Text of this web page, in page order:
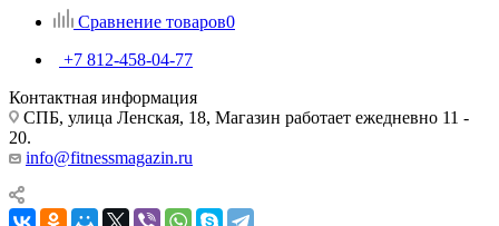
Сравнение товаров0
+7 812-458-04-77
Контактная информация
СПБ, улица Ленская, 18, Магазин работает ежедневно 11 -
20.
info@fitnessmagazin.ru